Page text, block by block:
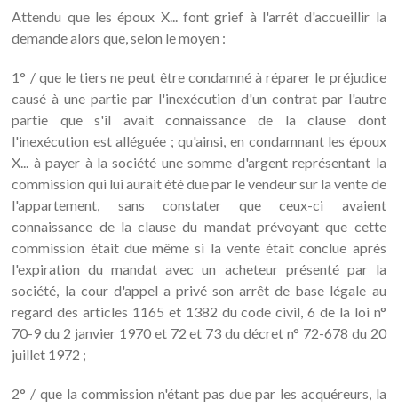
Attendu que les époux X... font grief à l'arrêt d'accueillir la
demande alors que, selon le moyen :
1° / que le tiers ne peut être condamné à réparer le préjudice
causé à une partie par l'inexécution d'un contrat par l'autre
partie que s'il avait connaissance de la clause dont
l'inexécution est alléguée ; qu'ainsi, en condamnant les époux
X... à payer à la société une somme d'argent représentant la
commission qui lui aurait été due par le vendeur sur la vente de
l'appartement, sans constater que ceux-ci avaient
connaissance de la clause du mandat prévoyant que cette
commission était due même si la vente était conclue après
l'expiration du mandat avec un acheteur présenté par la
société, la cour d'appel a privé son arrêt de base légale au
regard des articles 1165 et 1382 du code civil, 6 de la loi n°
70-9 du 2 janvier 1970 et 72 et 73 du décret n° 72-678 du 20
juillet 1972 ;
2° / que la commission n'étant pas due par les acquéreurs, la